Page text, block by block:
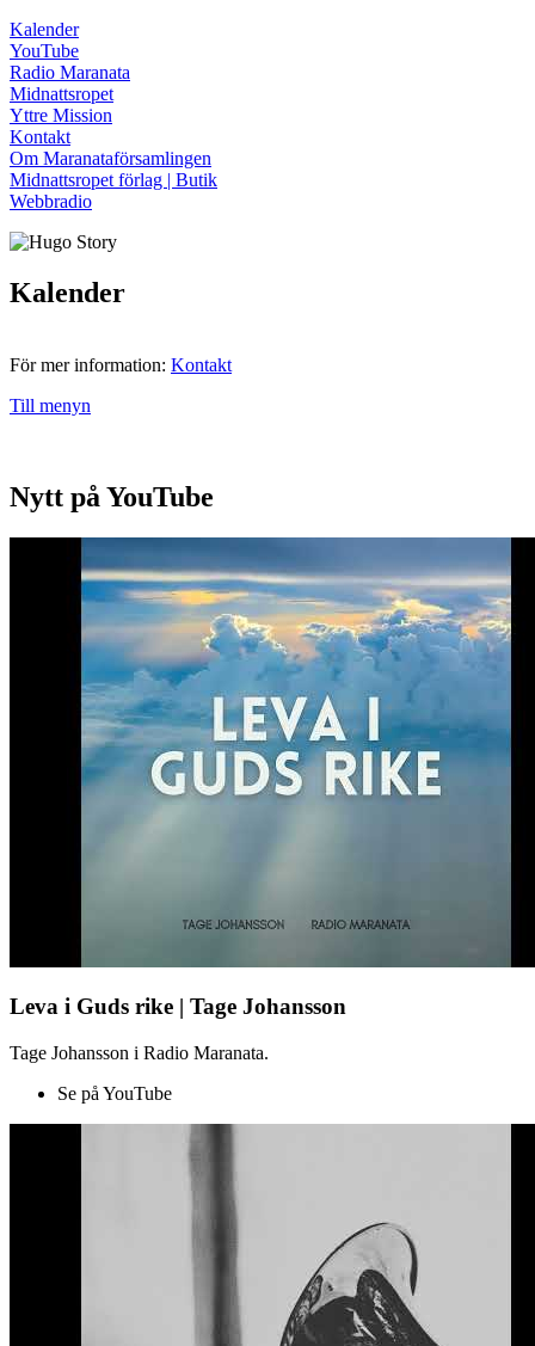
Kalender
YouTube
Radio Maranata
Midnattsropet
Yttre Mission
Kontakt
Om Maranataförsamlingen
Midnattsropet förlag | Butik
Webbradio
Kalender
För mer information: Kontakt
Till menyn
Nytt på YouTube
Leva i Guds rike | Tage Johansson
Tage Johansson i Radio Maranata.
Se på YouTube